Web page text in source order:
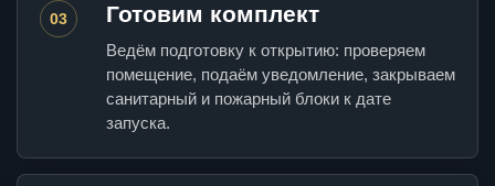
03 Готовим комплект
Ведём подготовку к открытию: проверяем
помещение, подаём уведомление, закрываем
санитарный и пожарный блоки к дате
запуска.